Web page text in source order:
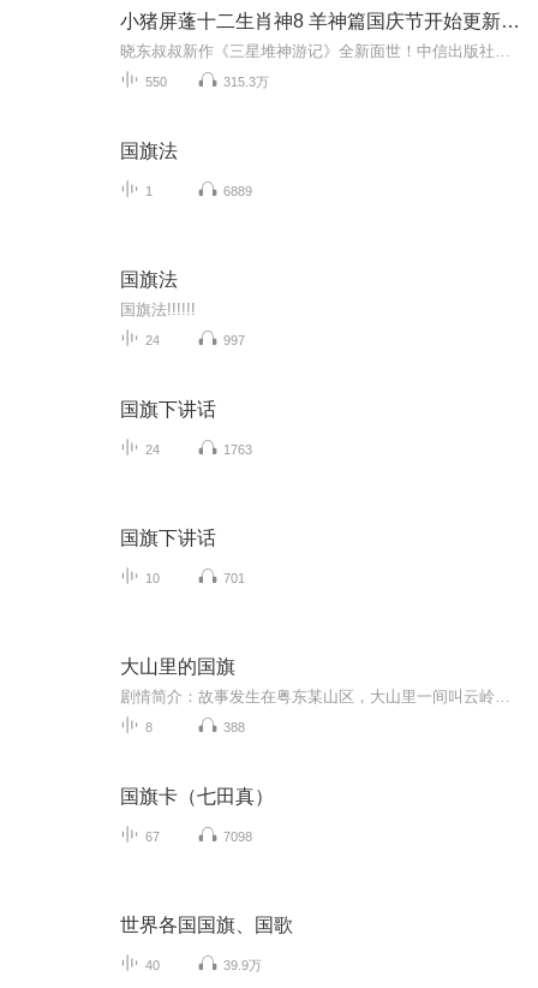
小猪屏蓬十二生肖神8 羊神篇国庆节开始更新啦！
550 315.3万
国旗法
1 6889
国旗法
国旗法!!!!!!
24 997
国旗下讲话
24 1763
国旗下讲话
10 701
大山里的国旗
8 388
国旗卡（七田真）
67 7098
世界各国国旗、国歌
40 39.9万